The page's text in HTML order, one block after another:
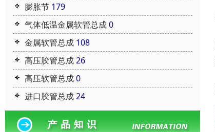
膨胀节 179
气体低温金属软管总成0
金属软管总成 108
高压胶管总成26
高压软管总成0
进口胶管总成24